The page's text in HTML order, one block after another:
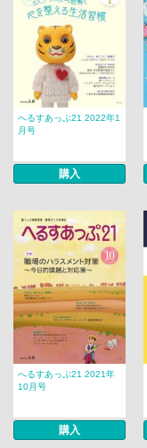
へるすあっぷ21 2022年1
月号
購入
へるすあっぷ21 2021年
10月号
購入